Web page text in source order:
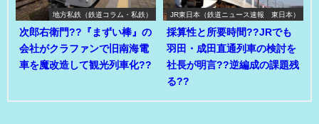
地方私鉄（鉄道コラム・私鉄）
次郎右衛門??『まずい棒』の
会社がクラファンで旧南海電
車を魔改造して観光列車化??
JR東日本（鉄道ニュース速報 東日本）
採算性と所要時間??JRでも
羽田・成田直通列車の検討を
社長が明言??逆編成の課題残
る??